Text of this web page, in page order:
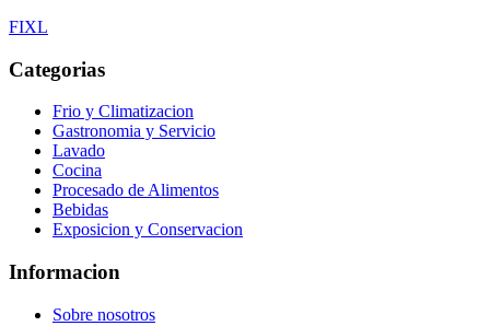
FIXL
Categorias
Frio y Climatizacion
Gastronomia y Servicio
Lavado
Cocina
Procesado de Alimentos
Bebidas
Exposicion y Conservacion
Informacion
Sobre nosotros